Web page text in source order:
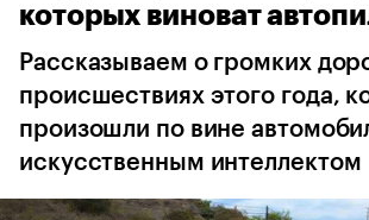
которых виноват
Рассказываем о громких
происшествиях этого года,
произошли по вине
искусственным интеллектом